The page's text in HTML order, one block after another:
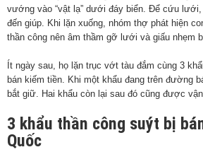
vướng vào “vật lạ” dưới đáy biển. Để cứu
đến giúp. Khi lặn xuống, nhóm thợ phát hiện
thần công nên âm thầm gỡ lưới và giấu nhẹm
Ít ngày sau, họ lặn trục vớt tàu đắm cùng 3
bán kiếm tiền. Khi một khẩu đang trên đường
bắt giữ. Hai khẩu còn lại sau đó cũng được
3 khẩu thần công suýt bị
Quốc